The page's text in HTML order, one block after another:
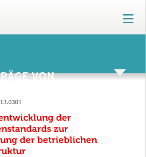
T
o
g
n
VON
der
zur
der betrieblichen